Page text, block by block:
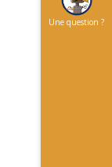
Une question ?